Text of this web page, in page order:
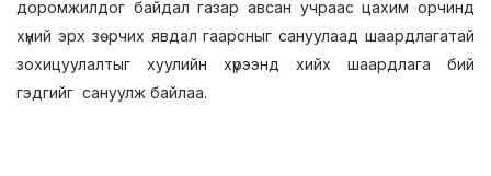
доромжилдог байдал газар авсан учраас цахим орчинд
хүний эрх зөрчих явдал гаарсныг сануулаад шаардлагатай
зохицуулалтыг хуулийн хүрээнд хийх шаардлага бий
гэдгийг сануулж байлаа.